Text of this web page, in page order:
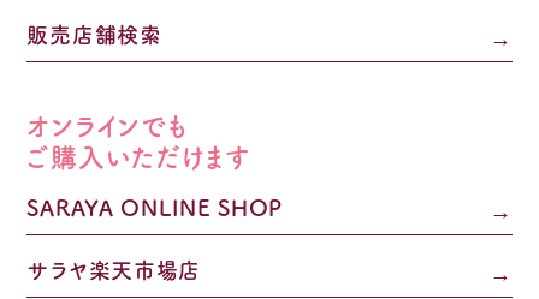
販売店舗検索
オンラインでも
ご購入いただけます
SARAYA ONLINE SHOP
サラヤ楽天市場店